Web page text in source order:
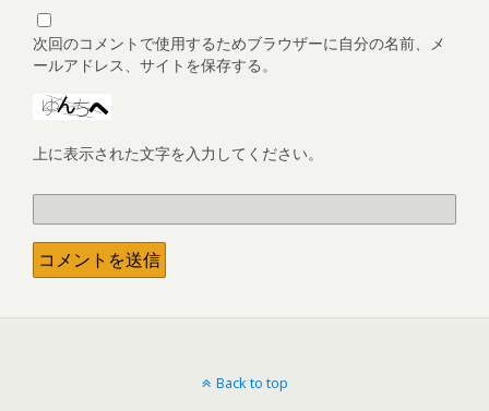
次回のコメントで使用するためブラウザーに自分の名前、メ
ールアドレス、サイトを保存する。
上に表示された文字を入力してください。
Back to top